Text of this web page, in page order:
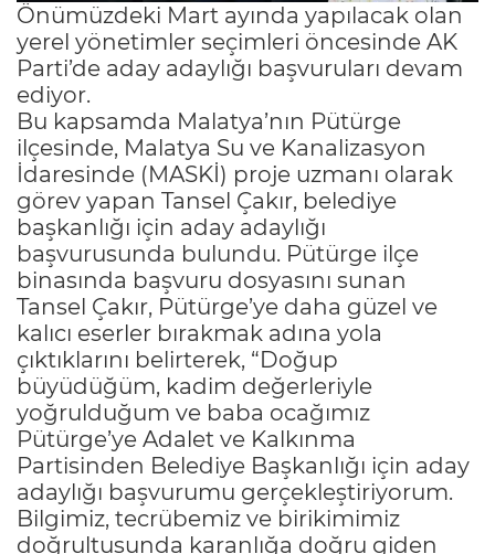
Önümüzdeki Mart ayında yapılacak olan
yerel yönetimler seçimleri öncesinde AK
Parti’de aday adaylığı başvuruları devam
ediyor.
Bu kapsamda Malatya’nın Pütürge
ilçesinde, Malatya Su ve Kanalizasyon
İdaresinde (MASKİ) proje uzmanı olarak
görev yapan Tansel Çakır, belediye
başkanlığı için aday adaylığı
başvurusunda bulundu. Pütürge ilçe
binasında başvuru dosyasını sunan
Tansel Çakır, Pütürge’ye daha güzel ve
kalıcı eserler bırakmak adına yola
çıktıklarını belirterek, “Doğup
büyüdüğüm, kadim değerleriyle
yoğrulduğum ve baba ocağımız
Pütürge’ye Adalet ve Kalkınma
Partisinden Belediye Başkanlığı için aday
adaylığı başvurumu gerçekleştiriyorum.
Bilgimiz, tecrübemiz ve birikimimiz
doğrultusunda karanlığa doğru giden